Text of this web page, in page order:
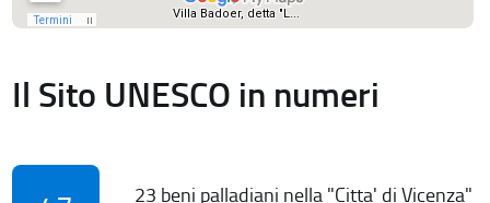
Il Sito UNESCO in numeri
23 beni palladiani nella "Citta' di Vicenza"